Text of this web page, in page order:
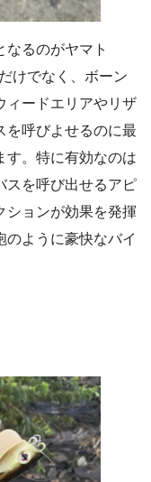
るのがヤマト
けでなく、ボーン
ィードエリアやリザ
を呼びよせるのに最
す。特に有効なのは
スを呼び出せるアピ
ションが効果を発揮
のように豪快なバイ